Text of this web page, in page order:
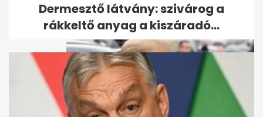
Dermesztő látvány: szivárog a
rákkeltő anyag a kiszáradó...